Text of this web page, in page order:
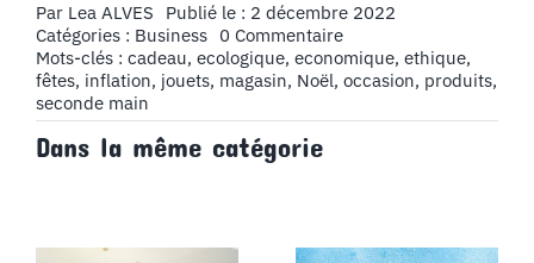
Par Lea ALVES
Publié le : 2 décembre 2022
Catégories : Business 0 Commentaireon
Contre
l’inflation,
cadeaux
Mots-clés : cadeau, ecologique, economique, ethique,
fêtes, inflation, jouets, magasin, Noël, occasion, produits,
seconde main
Dans la même catégorie